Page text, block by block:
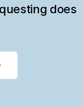
does